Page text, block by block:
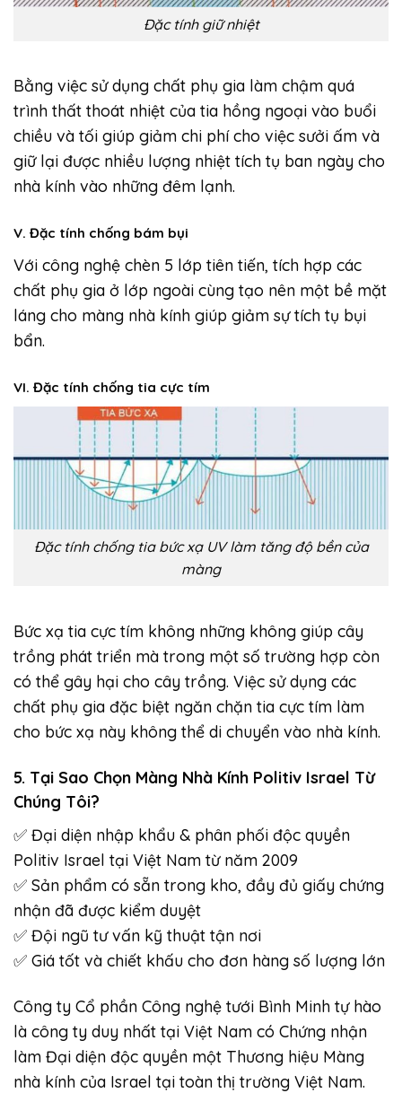
Đặc tính giữ nhiệt
Bằng việc sử dụng chất phụ gia làm chậm quá
trình thất thoát nhiệt của tia hồng ngoại vào buổi
chiều và tối giúp giảm chi phí cho việc sưởi ấm và
giữ lại được nhiều lượng nhiệt tích tụ ban ngày cho
nhà kính vào những đêm lạnh.
V. Đặc tính chống bám bụi
Với công nghệ chèn 5 lớp tiên tiến, tích hợp các
chất phụ gia ở lớp ngoài cùng tạo nên một bề mặt
láng cho màng nhà kính giúp giảm sự tích tụ bụi
bẩn.
VI. Đặc tính chống tia cực tím
Đặc tính chống tia bức xạ UV làm tăng độ bền của
màng
Bức xạ tia cực tím không những không giúp cây
trồng phát triển mà trong một số trường hợp còn
có thể gây hại cho cây trồng. Việc sử dụng các
chất phụ gia đặc biệt ngăn chặn tia cực tím làm
cho bức xạ này không thể di chuyển vào nhà kính.
5. Tại Sao Chọn Màng Nhà Kính Politiv Israel Từ
Chúng Tôi?
✅ Đại diện nhập khẩu & phân phối độc quyền
Politiv Israel tại Việt Nam từ năm 2009
✅ Sản phẩm có sẵn trong kho, đầy đủ giấy chứng
nhận đã được kiểm duyệt
✅ Đội ngũ tư vấn kỹ thuật tận nơi
✅ Giá tốt và chiết khấu cho đơn hàng số lượng lớn
Công ty Cổ phần Công nghệ tưới Bình Minh tự hào
là công ty duy nhất tại Việt Nam có Chứng nhận
làm Đại diện độc quyền một Thương hiệu Màng
nhà kính của Israel tại toàn thị trường Việt Nam.